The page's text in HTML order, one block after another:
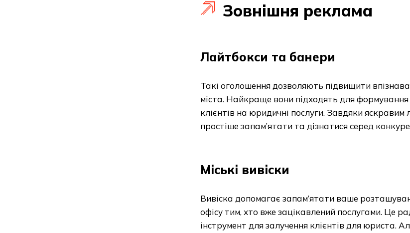
Зовнішня реклама
Лайтбокси та банери
Такі оголошення дозволяють підвищити
міста. Найкраще вони підходять для формування
клієнтів на юридичні послуги. Завдяки
простіше запам’ятати та дізнатися серед
Міські вивіски
Вивіска допомагає запам’ятати ваше
офісу тим, хто вже зацікавлений послугами. Це
інструмент для залучення клієнтів для юриста.